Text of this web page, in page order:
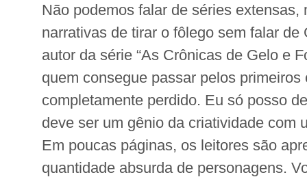
Não podemos falar de séries extensas,
narrativas de tirar o fôlego sem falar de
autor da série “As Crônicas de Gelo e
quem consegue passar pelos
completamente perdido. Eu só posso
deve ser um gênio da criatividade com
Em poucas páginas, os leitores são
quantidade absurda de personagens.